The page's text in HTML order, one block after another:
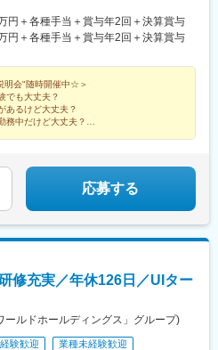
重県、広島県、福岡県※住宅補助あり！
助）【配属先一例】中外製薬株式会社
豊橋事業所ニプロファーマ株式会社 大
会社DNPファインケミカル宇都宮株式
チタニウム株式会社高田製薬株式会社
会社マテリアルゲート三井化学EMS
ト 他＼NEW！エリア制度導入／全国
、好きな場所で研究をしたい方も、ご
円＋各種手当＋賞与年2回＋決算賞与
円＋各種手当＋賞与年2回＋決算賞与
明会"随時開催中☆＞
でも大丈夫？
あるけど大丈夫？
務中だけど大丈夫？
だけ聞いてみたいという方も大歓迎♪
応募する
修充実／年休126日／UIター
ルドホールディングス」グループ)
験歓迎 業種未経験歓迎